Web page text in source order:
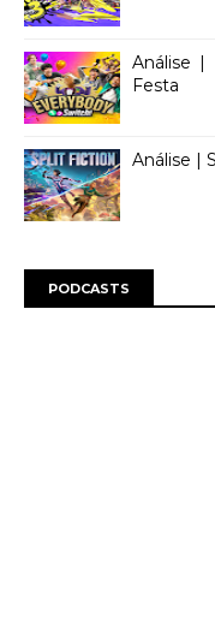
Análise |
Festa
Análise |
PODCASTS